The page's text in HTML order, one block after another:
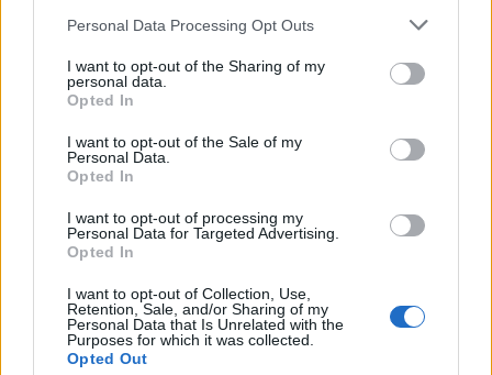
Please note that this website/app uses one or more Google
not limited to your visit or usage behaviour. You may click to
grant or deny consent to Google and its third-party tags to
use your data for below specified purposes in below Google
consent section.
Personal Data Processing Opt Outs
I want to opt-out of the Sharing of my
personal data.
Opted In
I want to opt-out of the Sale of my
Personal Data.
Opted In
I want to opt-out of processing my
Personal Data for Targeted Advertising.
Opted In
I want to opt-out of Collection, Use,
Retention, Sale, and/or Sharing of my
Personal Data that Is Unrelated with the
Purposes for which it was collected.
Opted Out
Como optimizar el mapa de un sitio
1 abril, 2020
El futuro de la Web 2.0
1 abril, 2020
Social Media Optimización, Seo,
Buzz Marketing, Social Media
« Primero « ... 2 3 4 5 6
11 12